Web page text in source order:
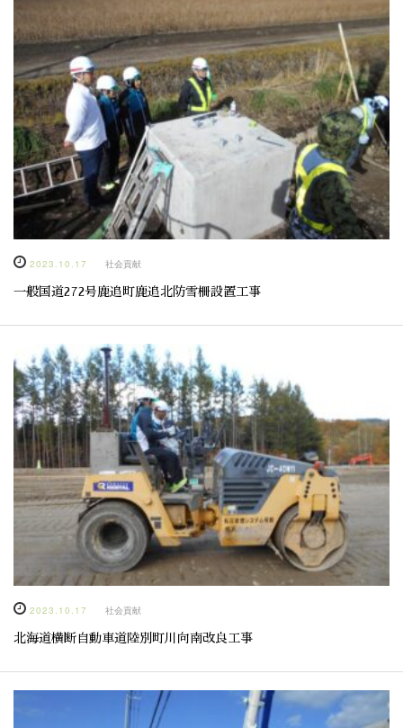
2023.10.17 社会貢献
一般国道272号鹿追町鹿追北防雪柵設置工事
2023.10.17 社会貢献
北海道横断自動車道陸別町川向南改良工事